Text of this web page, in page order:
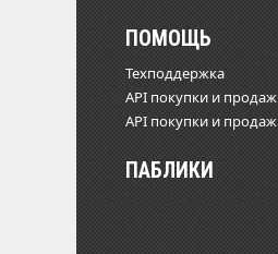
ПОМОЩЬ
Техподдержка
API покупки и
API покупки и
ПАБЛИКИ